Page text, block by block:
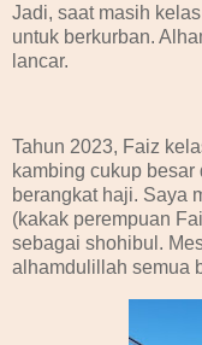
Jadi, saat masih
untuk berkurban.
lancar.
Tahun 2023, Faiz
kambing cukup
berangkat haji. Saya
(kakak perempuan
sebagai shohibul.
alhamdulillah semua